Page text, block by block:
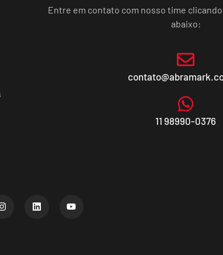
Entre em contato com nosso time
abaixo:
11 98990-0376